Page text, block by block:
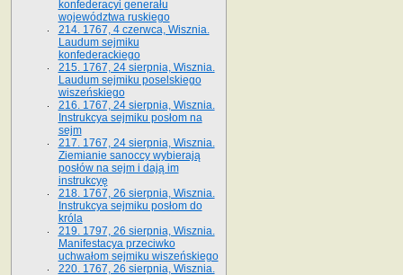
konfederacyi generału
województwa ruskiego
214. 1767, 4 czerwca, Wisznia.
Laudum sejmiku
konfederackiego
215. 1767, 24 sierpnia, Wisznia.
Laudum sejmiku poselskiego
wiszeńskiego
216. 1767, 24 sierpnia, Wisznia.
Instrukcya sejmiku posłom na
sejm
217. 1767, 24 sierpnia, Wisznia.
Ziemianie sanoccy wybierają
posłów na sejm i dają im
instrukcyę
218. 1767, 26 sierpnia, Wisznia.
Instrukcya sejmiku posłom do
króla
219. 1797, 26 sierpnia, Wisznia.
Manifestacya przeciwko
uchwałom sejmiku wiszeńskiego
220. 1767, 26 sierpnia, Wisznia.